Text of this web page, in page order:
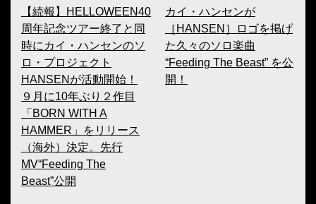
【続報】HELLOWEEN40
周年記念ツアー終了と同
時にカイ・ハンセンのソ
ロ・プロジェクト
HANSENが活動開始！
９月に10年ぶり２作目
「BORN WITH A
HAMMER」をリリース
（海外）決定。先行
MV“Feeding The
Beast”公開
カイ・ハンセンが
［HANSEN］ロゴを掲げ
た久々のソロ楽曲
“Feeding The Beast” を公
開！